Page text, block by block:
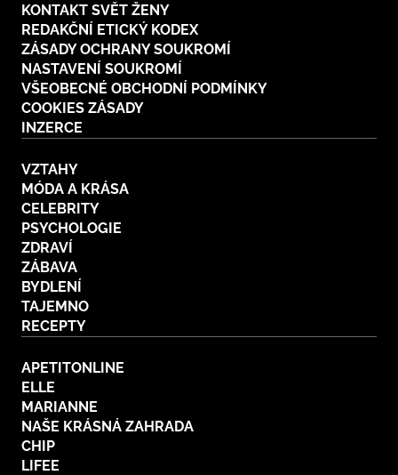
KONTAKT SVĚT ŽENY
REDAKČNÍ ETICKÝ KODEX
ZÁSADY OCHRANY SOUKROMÍ
NASTAVENÍ SOUKROMÍ
VŠEOBECNÉ OBCHODNÍ PODMÍNKY
COOKIES ZÁSADY
INZERCE
VZTAHY
MÓDA A KRÁSA
CELEBRITY
PSYCHOLOGIE
ZDRAVÍ
ZÁBAVA
BYDLENÍ
TAJEMNO
RECEPTY
APETITONLINE
ELLE
MARIANNE
NAŠE KRÁSNÁ ZAHRADA
CHIP
LIFEE